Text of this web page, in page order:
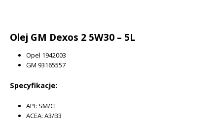
Olej GM Dexos 2 5W30 – 5L
Opel 1942003
GM 93165557
Specyfikacje:
API: SM/CF
ACEA: A3/B3